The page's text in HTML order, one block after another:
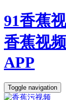
91香蕉
香蕉视
APP
Toggle navigation